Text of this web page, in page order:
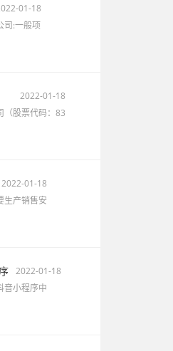
01-18
司:一般项
2022-01-18
（股票代码：83
2022-01-18
生产销售安
2022-01-18
音小程序中